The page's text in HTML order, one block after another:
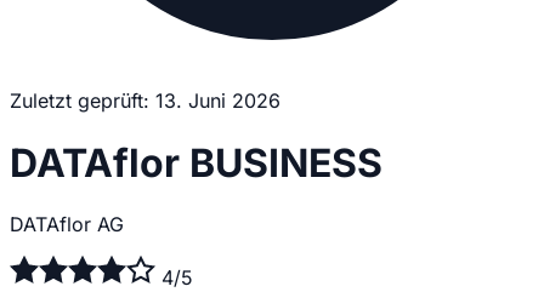
Zuletzt geprüft: 13. Juni 2026
DATAflor BUSINESS
DATAflor AG
4/5